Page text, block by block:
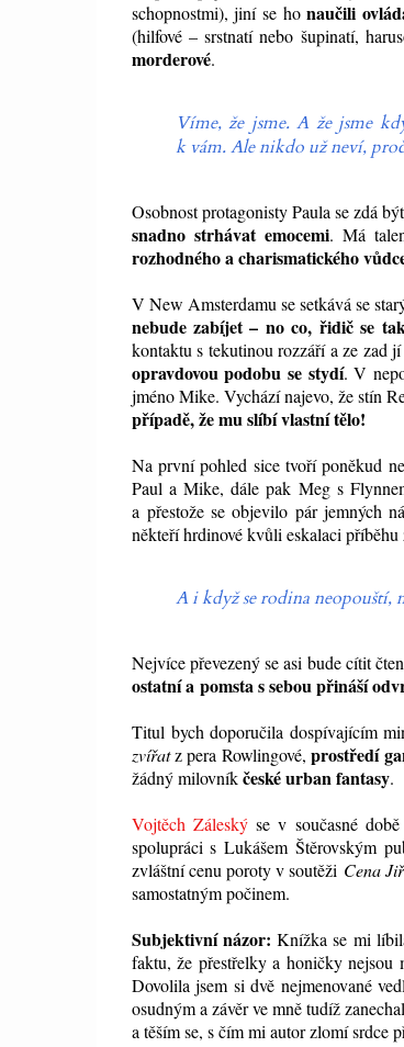
schopnostmi), jiní se honaučili
(hilfové – srstnatí nebo šupinatí,
morderové.
Víme, že jsme. A že jsme
k vám. Ale nikdo už neví,
Osobnost protagonisty Paula se zdá
snadno strhávat emocemi. Má
rozhodného a charismatického
V New Amsterdamu se setkává se
nebude zabíjet – no co, řidič se
kontaktu s tekutinou rozzáří a ze zad
opravdovou podobu se stydí. V
jméno Mike. Vychází najevo, že stín
případě, že mu slíbí vlastní tělo!
Na první pohled sice tvoří poněkud
Paul a Mike, dále pak Meg s
a přestože se objevilo pár jemných
někteří hrdinové kvůli eskalaci příběhu
A i když se rodina neopouští,
Nejvíce převezený se asi bude cítit
ostatní a pomsta s sebou přináší
Titul bych doporučila dospívajícím
zvířatz pera Rowlingové,prostředí
žádný milovníkčeské urban fantasy.
Vojtěch Záleskýse v současné
spolupráci s Lukášem Štěrovským
zvláštní cenu poroty v soutěži Cena
samostatným počinem.
Subjektivní názor: Knížka se mi
faktu, že přestřelky a honičky nejsou
Dovolila jsem si dvě nejmenované
osudným a závěr ve mně tudíž
a těším se, s čím mi autor zlomí srdce